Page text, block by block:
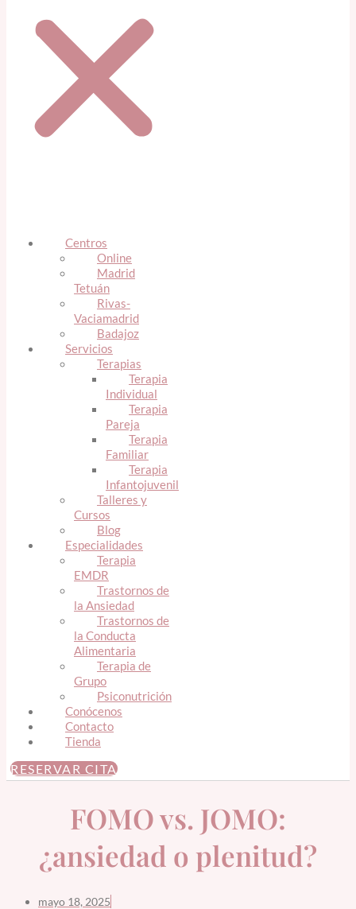
Centros
Online
Madrid
Tetuán
Rivas-
Vaciamadrid
Badajoz
Servicios
Terapias
Terapia
Individual
Terapia
Pareja
Terapia
Familiar
Terapia
Infantojuvenil
Talleres y
Cursos
Blog
Especialidades
Terapia
EMDR
Trastornos de
la Ansiedad
Trastornos de
la Conducta
Alimentaria
Terapia de
Grupo
Psiconutrición
Conócenos
Contacto
Tienda
RESERVAR CITA
FOMO vs. JOMO:
¿ansiedad o plenitud?
mayo 18, 2025